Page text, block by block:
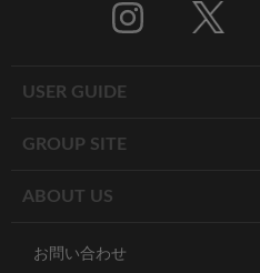
USER GUIDE
GROUP SITE
ABOUT US
お問い合わせ